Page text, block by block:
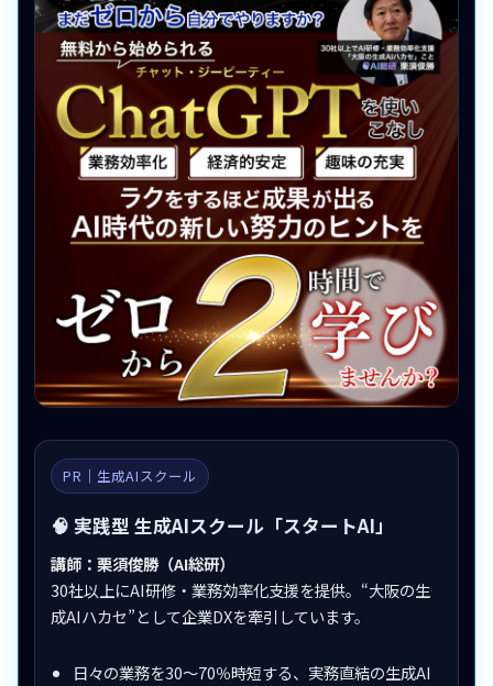
PR｜生成AIスクール
🧠 実践型 生成AIスクール「スタートAI」
講師：栗須俊勝（AI総研）
30社以上にAI研修・業務効率化支援を提供。“大阪の生
成AIハカセ”として企業DXを牽引しています。
日々の業務を30〜70％時短する、実務直結の生成AI